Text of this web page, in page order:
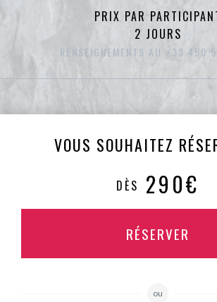
PRIX PAR
2 JOURS
RENSEIGNEMENTS AU +33 450
VOUS SOUHAITEZ
DÈS 290€
RÉSERVER
ou